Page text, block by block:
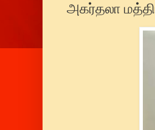
அகர்தலா